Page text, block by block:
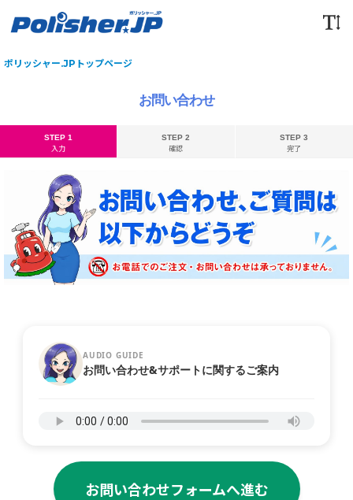
ポリッシャー.JPトップページ
お問い合わせ
STEP 1
入力
STEP 2
確認
STEP 3
完了
AUDIO GUIDE
お問い合わせ&サポートに関するご案内
お問い合わせフォームへ進む